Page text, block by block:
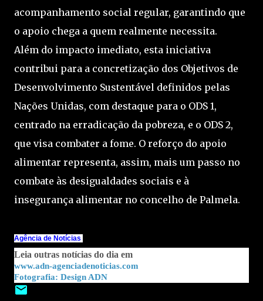
acompanhamento social regular, garantindo que
o apoio chega a quem realmente necessita.
Além do impacto imediato, esta iniciativa
contribui para a concretização dos Objetivos de
Desenvolvimento Sustentável definidos pelas
Nações Unidas, com destaque para o ODS 1,
centrado na erradicação da pobreza, e o ODS 2,
que visa combater a fome. O reforço do apoio
alimentar representa, assim, mais um passo no
combate às desigualdades sociais e à
insegurança alimentar no concelho de Palmela.
Agência de Notícias
Leia outras notícias do dia em
www.adn-agenciadenoticias.com
Fotografia: Design ADN